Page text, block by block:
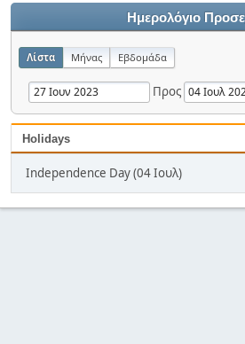
Ημερολόγιο
Λίστα Μήνας Εβδομάδα
Προς
Holidays
Independence Day (04 Ιουλ)